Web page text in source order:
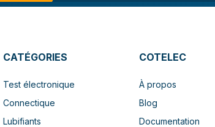
CATÉGORIES
Test électronique
Connectique
Lubifiants
COTELEC
À propos
Blog
Documentation